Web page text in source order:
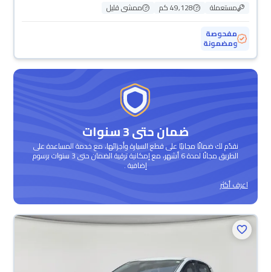
مستعملة
49,128 كم
ممشى قليل
مفحوصة
ومضمونة
ضمان حتى 3 سنوات
نقدّم لك ضمانًا مجانيًا على قطع السيارة وأجزائها، مع خدمة المساعدة على
الطريق مجانًا لمدة 6 أشهر، مع إمكانية ترقية الضمان حتى 3 سنوات برسوم
إضافية .
اعرف أكثر